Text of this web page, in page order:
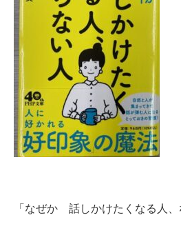
「なぜか 話しかけたくなる人